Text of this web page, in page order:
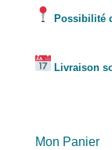
Possibilité
Livraison
Mon Panier